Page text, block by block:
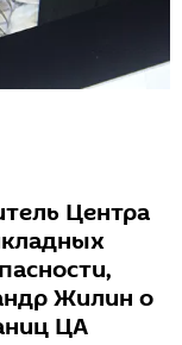
Центра
Жилин о
ЦА